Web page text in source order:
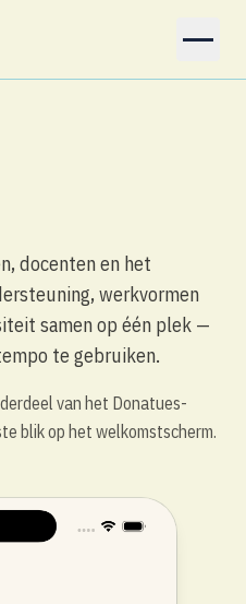
docenten en het
werkvormen
samen op één plek —
te gebruiken.
van het Donatues-
blik op het welkomstscherm.